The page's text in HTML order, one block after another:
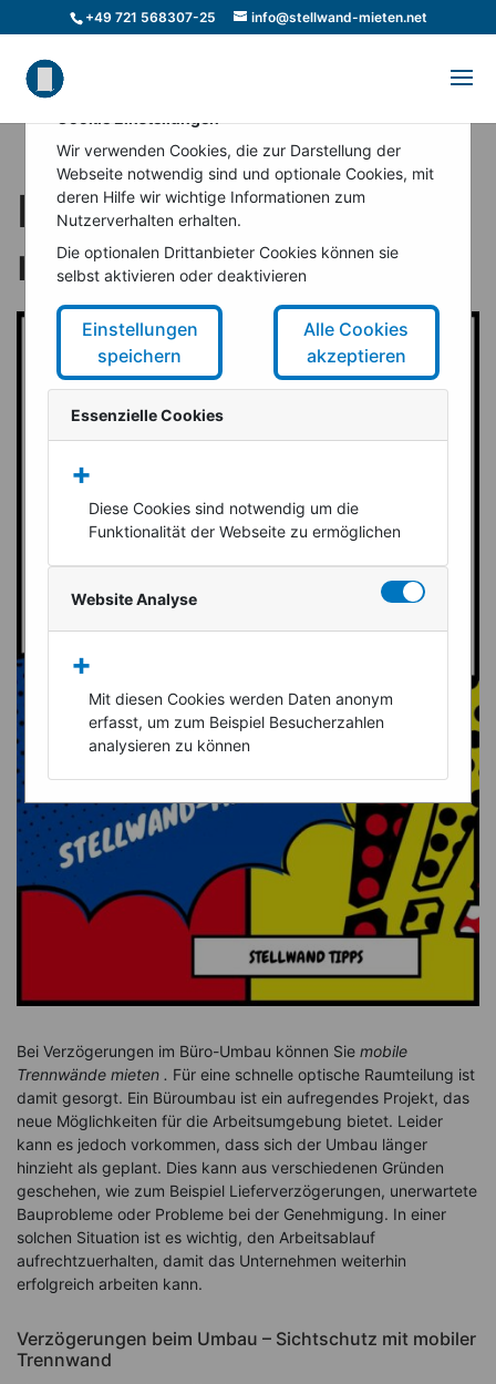
Wir verwenden Cookies, die zur Darstellung der
Webseite notwendig sind und optionale Cookies, mit
deren Hilfe wir wichtige Informationen zum
Nutzerverhalten erhalten.
Die optionalen Drittanbieter Cookies können sie
selbst aktivieren oder deaktivieren
Einstellungen
speichern
Alle Cookies
akzeptieren
Essenzielle Cookies
+
Diese Cookies sind notwendig um die
Funktionalität der Webseite zu ermöglichen
Website Analyse
+
Mit diesen Cookies werden Daten anonym
erfasst, um zum Beispiel Besucherzahlen
analysieren zu können
+49 721 568307-25 info@stellwand-mieten.net
Mobile Trennwände
mieten beim Umbau
Bei Verzögerungen im Büro-Umbau können Sie mobile
Trennwände mieten . Für eine schnelle optische Raumteilung ist
damit gesorgt. Ein Büroumbau ist ein aufregendes Projekt, das
neue Möglichkeiten für die Arbeitsumgebung bietet. Leider
kann es jedoch vorkommen, dass sich der Umbau länger
hinzieht als geplant. Dies kann aus verschiedenen Gründen
geschehen, wie zum Beispiel Lieferverzögerungen, unerwartete
Bauprobleme oder Probleme bei der Genehmigung. In einer
solchen Situation ist es wichtig, den Arbeitsablauf
aufrechtzuerhalten, damit das Unternehmen weiterhin
erfolgreich arbeiten kann.
Verzögerungen beim Umbau – Sichtschutz mit mobiler
Trennwand